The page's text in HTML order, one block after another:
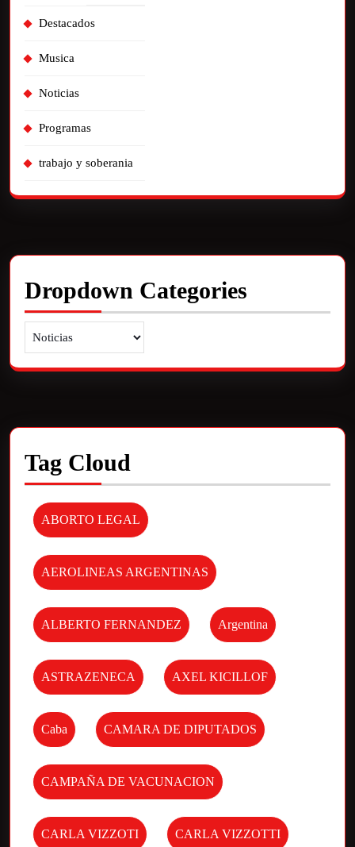
Destacados
Musica
Noticias
Programas
trabajo y soberania
Dropdown Categories
Tag Cloud
ABORTO LEGAL
AEROLINEAS ARGENTINAS
ALBERTO FERNANDEZ Argentina
ASTRAZENECA AXEL KICILLOF
Caba CAMARA DE DIPUTADOS
CAMPAÑA DE VACUNACION
CARLA VIZZOTI CARLA VIZZOTTI